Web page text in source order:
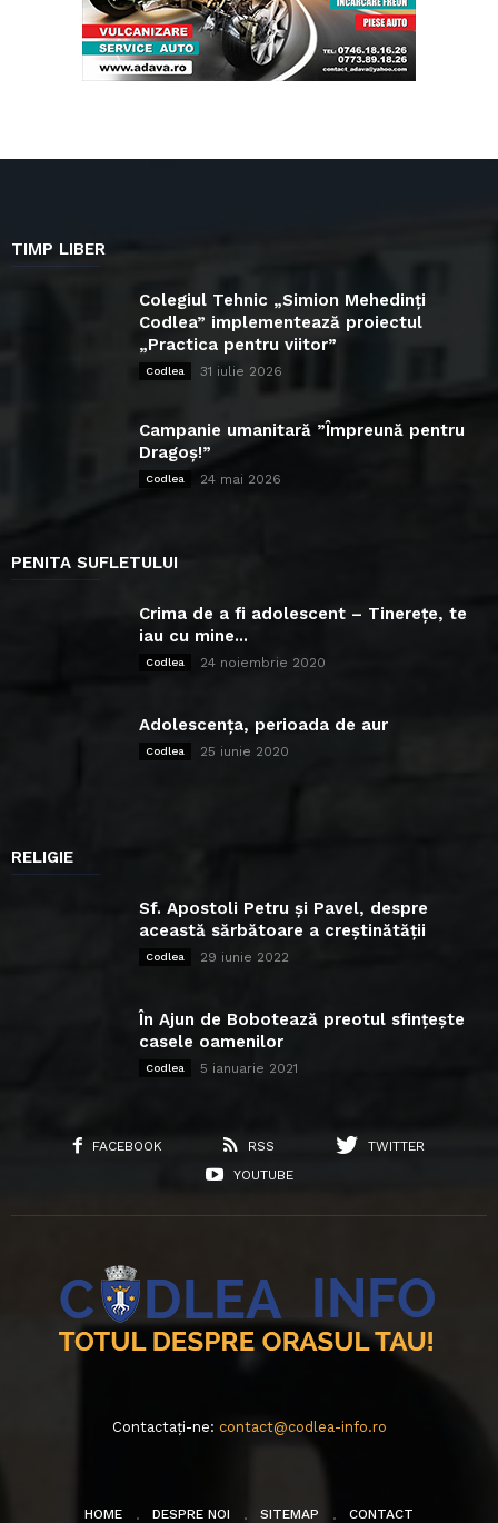
TIMP LIBER
Colegiul Tehnic „Simion Mehedinți
Codlea” implementează proiectul
„Practica pentru viitor”
Codlea 31 iulie 2026
Campanie umanitară ”Împreună pentru
Dragoș!”
Codlea 24 mai 2026
PENITA SUFLETULUI
Crima de a fi adolescent – Tinerețe, te
iau cu mine...
Codlea 24 noiembrie 2020
Adolescența, perioada de aur
Codlea 25 iunie 2020
RELIGIE
Sf. Apostoli Petru și Pavel, despre
această sărbătoare a creștinătății
Codlea 29 iunie 2022
În Ajun de Bobotează preotul sfințește
casele oamenilor
Codlea 5 ianuarie 2021
FACEBOOK RSS
TWITTER
YOUTUBE
Contactați-ne: contact@codlea-info.ro
HOME DESPRE NOI SITEMAP CONTACT